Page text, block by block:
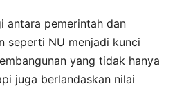
antara pemerintah dan
seperti NU menjadi kunci
yang tidak hanya
juga berlandaskan nilai